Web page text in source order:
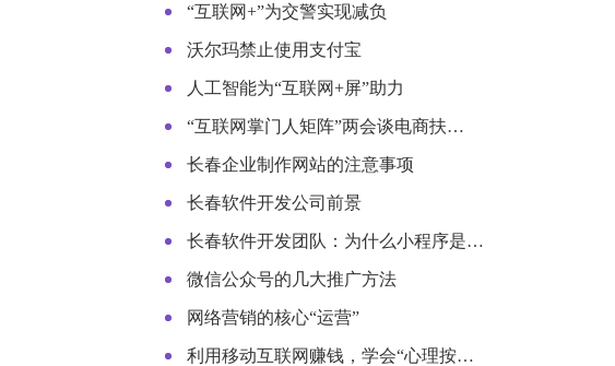
“互联网+”为交警实现减负
沃尔玛禁止使用支付宝
人工智能为“互联网+屏”助力
“互联网掌门人矩阵”两会谈电商扶…
长春企业制作网站的注意事项
长春软件开发公司前景
长春软件开发团队：为什么小程序是…
微信公众号的几大推广方法
网络营销的核心“运营”
利用移动互联网赚钱，学会“心理按…